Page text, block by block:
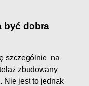
być dobra
szczególnie na
zbudowany
Nie jest to jednak